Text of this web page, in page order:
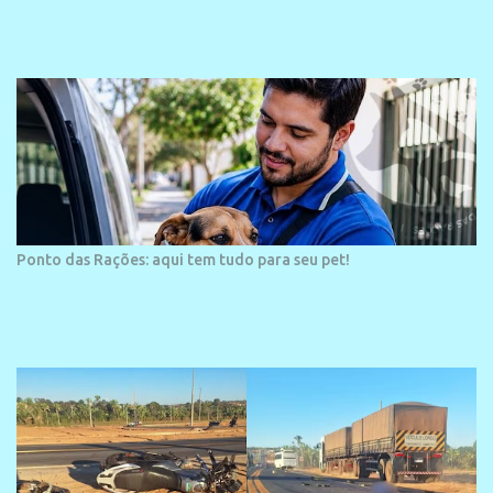
Ponto das Rações: aqui tem tudo para seu pet!